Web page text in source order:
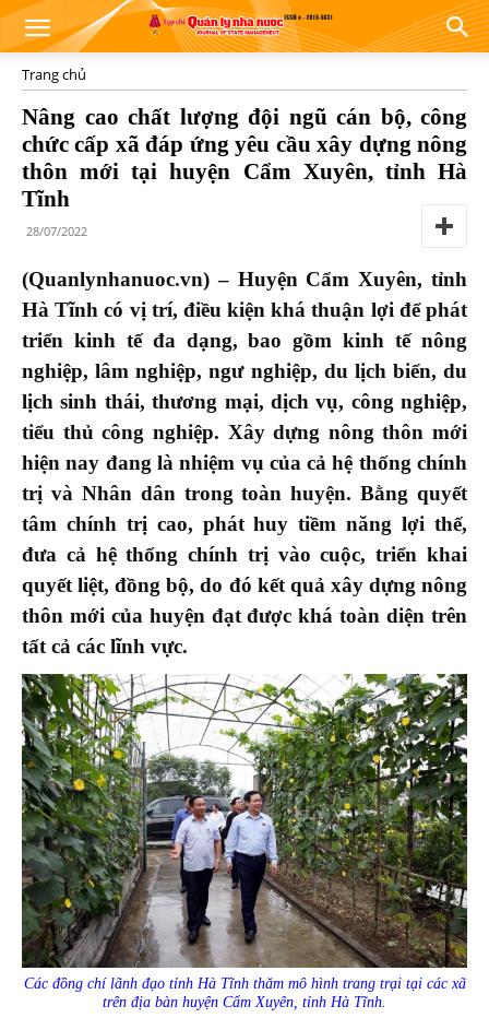
Trang chủ
Nâng cao chất lượng đội ngũ cán bộ, công
chức cấp xã đáp ứng yêu cầu xây dựng nông
thôn mới tại huyện Cẩm Xuyên, tỉnh Hà
Tĩnh
28/07/2022
(Quanlynhanuoc.vn) – Huyện Cẩm Xuyên, tỉnh
Hà Tĩnh có vị trí, điều kiện khá thuận lợi để phát
triển kinh tế đa dạng, bao gồm kinh tế nông
nghiệp, lâm nghiệp, ngư nghiệp, du lịch biển, du
lịch sinh thái, thương mại, dịch vụ, công nghiệp,
tiểu thủ công nghiệp. Xây dựng nông thôn mới
hiện nay đang là nhiệm vụ của cả hệ thống chính
trị và Nhân dân trong toàn huyện. Bằng quyết
tâm chính trị cao, phát huy tiềm năng lợi thế,
đưa cả hệ thống chính trị vào cuộc, triển khai
quyết liệt, đồng bộ, do đó kết quả xây dựng nông
thôn mới của huyện đạt được khá toàn diện trên
tất cả các lĩnh vực.
Các đồng chí lãnh đạo tỉnh Hà Tĩnh thăm mô hình trang trại tại các xã
trên địa bàn huyện Cẩm Xuyên, tỉnh Hà Tĩnh.